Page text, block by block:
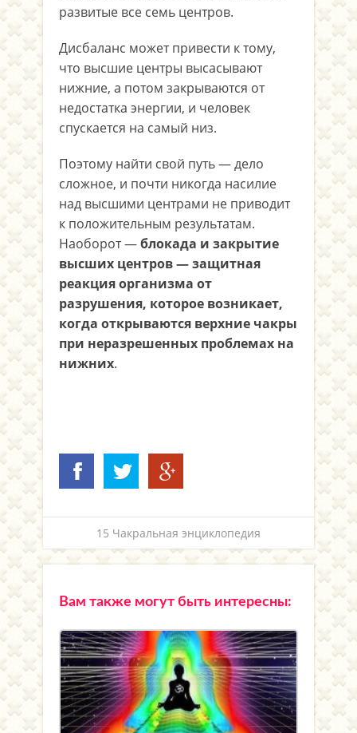
развитые все семь центров.
Дисбаланс может привести к тому,
что высшие центры высасывают
нижние, а потом закрываются от
недостатка энергии, и человек
спускается на самый низ.
Поэтому найти свой путь — дело
сложное, и почти никогда насилие
над высшими центрами не приводит
к положительным результатам.
Наоборот —блокада и закрытие
высших центров — защитная
реакция организма от
разрушения, которое возникает,
когда открываются верхние чакры
при неразрешенных проблемах на
нижних.
15 Чакральная энциклопедия
Вам также могут быть интересны: